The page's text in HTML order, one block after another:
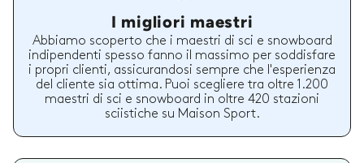
I migliori maestri
Abbiamo scoperto che i maestri di sci e snowboard
indipendenti spesso fanno il massimo per soddisfare
i propri clienti, assicurandosi sempre che l'esperienza
del cliente sia ottima. Puoi scegliere tra oltre 1.200
maestri di sci e snowboard in oltre 420 stazioni
sciistiche su Maison Sport.